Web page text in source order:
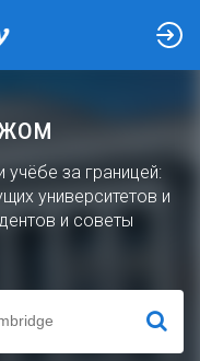
за границей:
университетов и
и советы
НАЙТИ